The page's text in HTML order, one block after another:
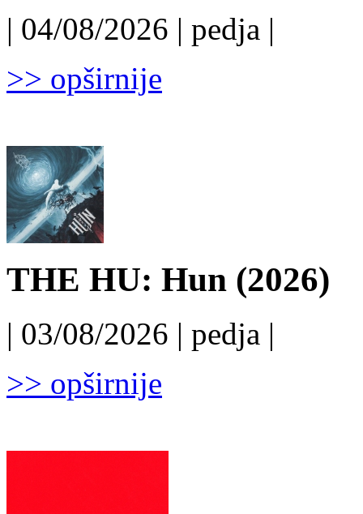
| 04/08/2026 | pedja |
>> opširnije
THE HU: Hun (2026)
| 03/08/2026 | pedja |
>> opširnije